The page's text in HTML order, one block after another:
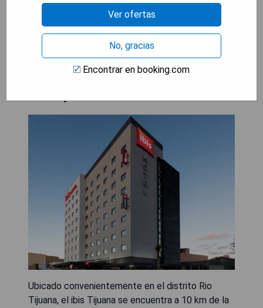
- Acceso fácil a atracciones locales
MOSTRAR PRECIOS
Ubicado convenientemente en el distrito Rio
Tijuana, el ibis Tijuana se encuentra a 10 km de la
Ver ofertas
No, gracias
Encontrar en booking.com